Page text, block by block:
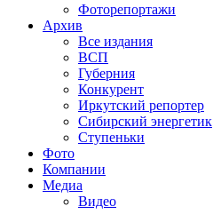
Фоторепортажи
Архив
Все издания
ВСП
Губерния
Конкурент
Иркутский репортер
Сибирский энергетик
Ступеньки
Фото
Компании
Медиа
Видео